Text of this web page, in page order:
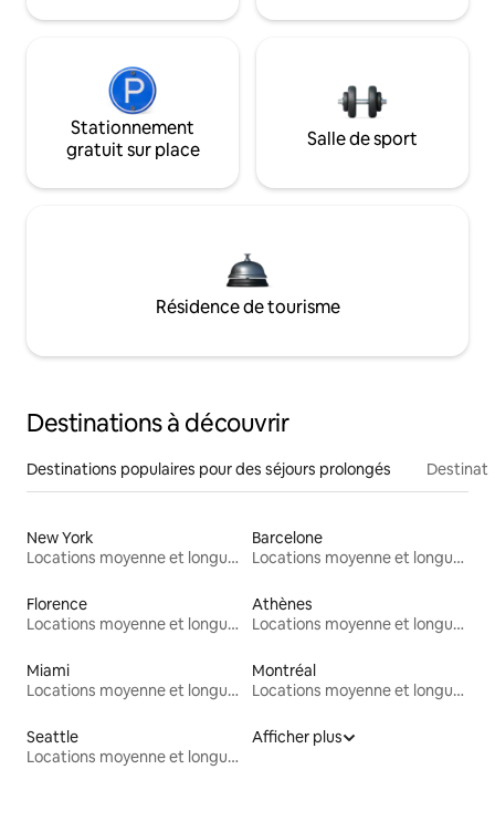
Stationnement
gratuit sur place
Salle de sport
Résidence de tourisme
Destinations à découvrir
Destinations populaires pour des séjours prolongés
New York
Locations moyenne et longue durée
Barcelone
Locations moyenne et longue durée
Florence
Locations moyenne et longue durée
Athènes
Locations moyenne et longue durée
Miami
Locations moyenne et longue durée
Montréal
Locations moyenne et longue durée
Seattle
Locations moyenne et longue durée
Afficher plus